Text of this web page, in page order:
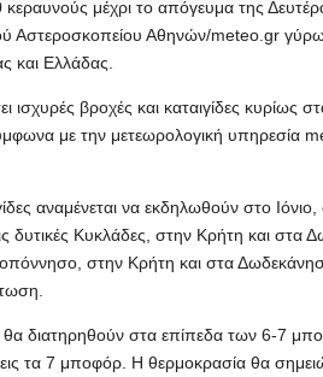
μέχρι το απόγευμα της
Αστεροσκοπείου Αθηνών/meteo.gr
και Ελλάδας.
βροχές και καταιγίδες κυρίως
με την μετεωρολογική υπηρεσία
αναμένεται να εκδηλωθούν στο
δυτικές Κυκλάδες, στην Κρήτη και στα
στην Κρήτη και στα
θα διατηρηθούν στα επίπεδα των 6-7
τα 7 μποφόρ. Η θερμοκρασία θα